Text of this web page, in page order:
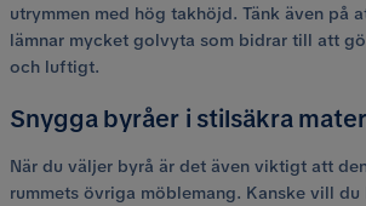
utrymmen med hög takhöjd. Tänk även på
lämnar mycket golvyta som bidrar till att
och luftigt.
Snygga byråer i stilsäkra
När du väljer byrå är det även viktigt att
rummets övriga möblemang. Kanske vill du